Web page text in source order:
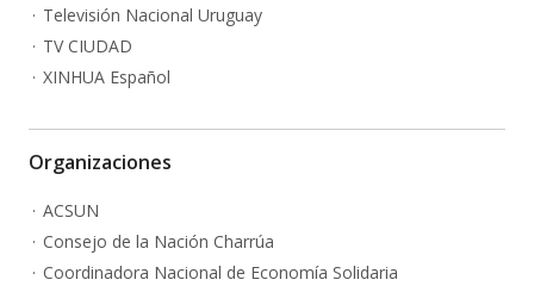
Televisión Nacional Uruguay
TV CIUDAD
XINHUA Español
Organizaciones
ACSUN
Consejo de la Nación Charrúa
Coordinadora Nacional de Economía Solidaria